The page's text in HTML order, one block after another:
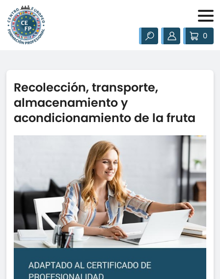
0
Recolección, transporte,
almacenamiento y
acondicionamiento de la fruta